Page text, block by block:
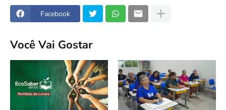
Facebook
Você Vai Gostar